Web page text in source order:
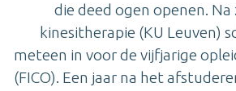
die deed ogen openen. Na
kinesitherapie (KU Leuven)
meteen in voor de vijfjarige
(FICO). Een jaar na het